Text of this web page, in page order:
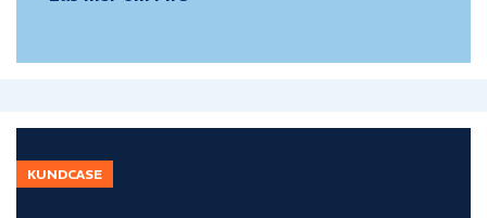
KUNDCASE